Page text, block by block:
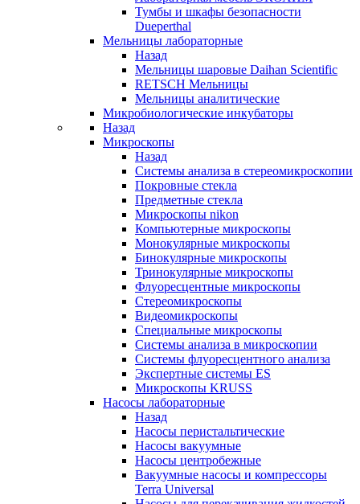
Тумбы и шкафы безопасности
Dueperthal
Мельницы лабораторные
Назад
Мельницы шаровые Daihan Scientific
RETSCH Мельницы
Мельницы аналитические
Микробиологические инкубаторы
Назад
Микроскопы
Назад
Системы анализа в стереомикроскопии
Покровные стекла
Предметные стекла
Микроскопы nikon
Компьютерные микроскопы
Монокулярные микроскопы
Бинокулярные микроскопы
Тринокулярные микроскопы
Флуоресцентные микроскопы
Стереомикроскопы
Видеомикроскопы
Специальные микроскопы
Системы анализа в микроскопии
Системы флуоресцентного анализа
Экспертные системы ES
Микроскопы KRUSS
Насосы лабораторные
Назад
Насосы перистальтические
Насосы вакуумные
Насосы центробежные
Вакуумные насосы и компрессоры
Terra Universal